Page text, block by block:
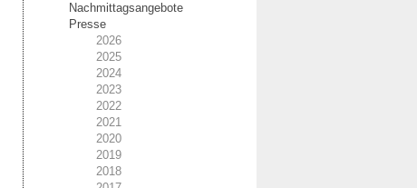
Nachmittagsangebote
Presse
2026
2025
2024
2023
2022
2021
2020
2019
2018